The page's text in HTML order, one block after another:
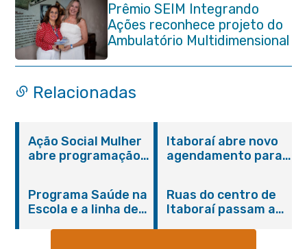
Prêmio SEIM Integrando
Ações reconhece projeto do
Ambulatório Multidimensional
da Pessoa Idosa de Itaboraí
Relacionadas
Ação Social Mulher
abre programação
serviços gratuitos e
orientações
Itaboraí abre novo
agendamento para
Programa Saúde na
Escola e a linha de
Ruas do centro de
Itaboraí passam a